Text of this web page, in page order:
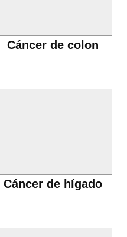
Cáncer de colon
Cáncer de hígado